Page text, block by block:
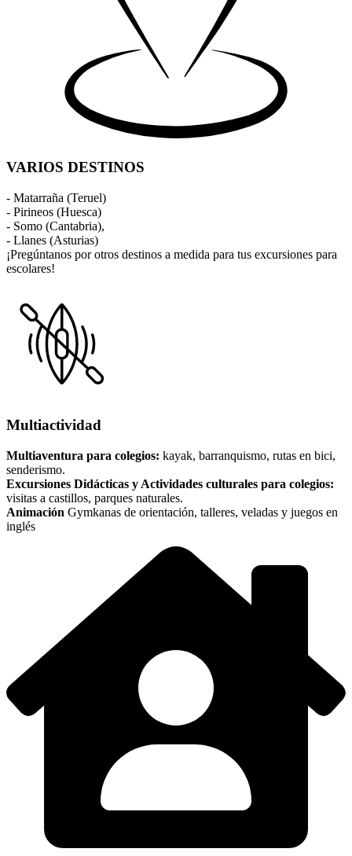
VARIOS DESTINOS
- Matarraña (Teruel)
- Pirineos (Huesca)
- Somo (Cantabria),
- Llanes (Asturias)
¡Pregúntanos por otros destinos a medida para tus excursiones para
escolares!
Multiactividad
Multiaventura para colegios: kayak, barranquismo, rutas en bici,
senderismo.
Excursiones Didácticas y Actividades culturales para colegios:
visitas a castillos, parques naturales.
Animación Gymkanas de orientación, talleres, veladas y juegos en
inglés